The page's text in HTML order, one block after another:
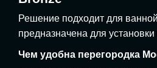
Решение подходит для
предназначена для
Чем удобна перегородка